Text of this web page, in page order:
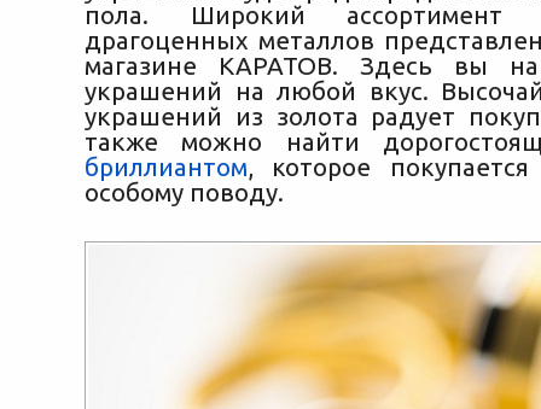
пола. Широкий ассортимент
драгоценных металлов
магазине КАРАТОВ. Здесь вы
украшений на любой вкус.
украшений из золота радует
также можно найти
бриллиантом, которое
особому поводу.